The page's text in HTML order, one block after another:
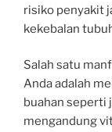
risiko penyakit
kekebalan
Salah satu
Anda adalah
buahan seperti
mengandung